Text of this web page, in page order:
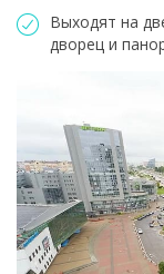
Выходят на
дворец и